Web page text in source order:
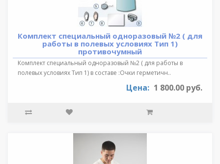
Комплект специальный одноразовый №2 ( для
работы в полевых условиях Тип 1)
противочумный
Комплект специальный одноразовый №2 ( для работы в
полевых условиях Тип 1) в составе :Очки герметичн..
Цена: 1 800.00 руб.